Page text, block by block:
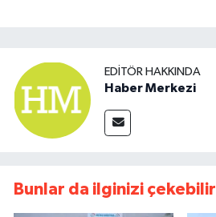
EDITÖR HAKKINDA
Haber Merkezi
Bunlar da ilginizi çekebilir